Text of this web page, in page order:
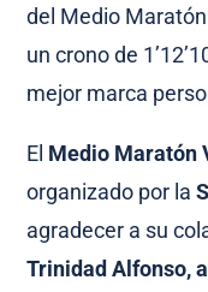
del Medio
un crono de
mejor marca
El Medio Maratón
organizado por la
agradecer a su
Trinidad Alfonso,